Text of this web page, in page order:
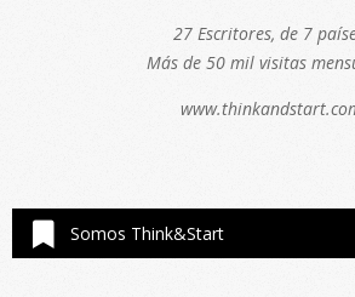
27 Escritores, de 7
Más de 50 mil visitas
Somos Think&Start